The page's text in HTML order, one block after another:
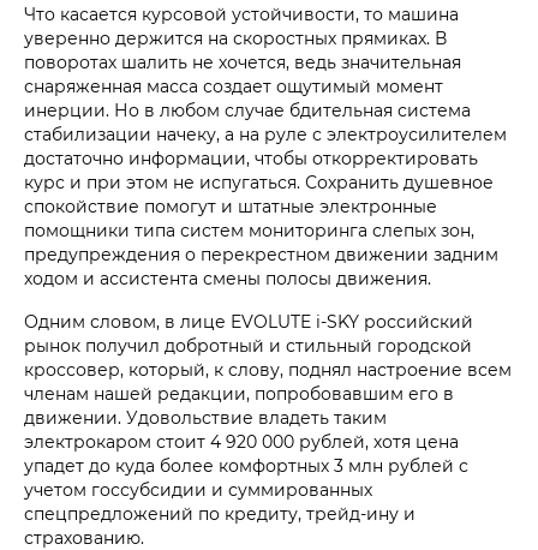
Что касается курсовой устойчивости, то машина
уверенно держится на скоростных прямиках. В
поворотах шалить не хочется, ведь значительная
снаряженная масса создает ощутимый момент
инерции. Но в любом случае бдительная система
стабилизации начеку, а на руле с электроусилителем
достаточно информации, чтобы откорректировать
курс и при этом не испугаться. Сохранить душевное
спокойствие помогут и штатные электронные
помощники типа систем мониторинга слепых зон,
предупреждения о перекрестном движении задним
ходом и ассистента смены полосы движения.
Одним словом, в лице EVOLUTE i‑SKY российский
рынок получил добротный и стильный городской
кроссовер, который, к слову, поднял настроение всем
членам нашей редакции, попробовавшим его в
движении. Удовольствие владеть таким
электрокаром стоит 4 920 000 рублей, хотя цена
упадет до куда более комфортных 3 млн рублей с
учетом госсубсидии и суммированных
спецпредложений по кредиту, трейд-ину и
страхованию.